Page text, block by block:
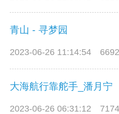
青山 - 寻梦园
2023-06-26 11:14:54
大海航行靠舵手_潘月宁
2023-06-26 06:31:12